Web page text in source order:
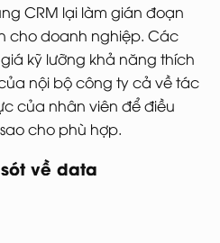
CRM lại làm gián đoạn
cho doanh nghiệp. Các
kỹ lưỡng khả năng thích
nội bộ công ty cả về tác
của nhân viên để điều
cho phù hợp.
về data